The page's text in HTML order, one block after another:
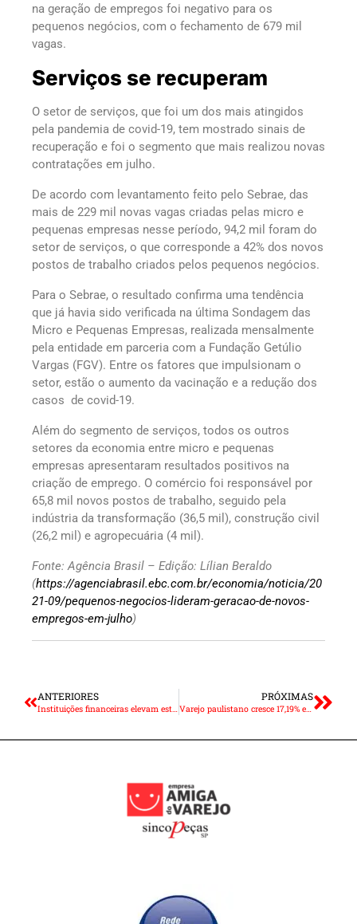
na geração de empregos foi negativo para os
pequenos negócios, com o fechamento de 679 mil
vagas.
Serviços se recuperam
O setor de serviços, que foi um dos mais atingidos
pela pandemia de covid-19, tem mostrado sinais de
recuperação e foi o segmento que mais realizou novas
contratações em julho.
De acordo com levantamento feito pelo Sebrae, das
mais de 229 mil novas vagas criadas pelas micro e
pequenas empresas nesse período, 94,2 mil foram do
setor de serviços, o que corresponde a 42% dos novos
postos de trabalho criados pelos pequenos negócios.
Para o Sebrae, o resultado confirma uma tendência
que já havia sido verificada na última Sondagem das
Micro e Pequenas Empresas, realizada mensalmente
pela entidade em parceria com a Fundação Getúlio
Vargas (FGV). Entre os fatores que impulsionam o
setor, estão o aumento da vacinação e a redução dos
casos de covid-19.
Além do segmento de serviços, todos os outros
setores da economia entre micro e pequenas
empresas apresentaram resultados positivos na
criação de emprego. O comércio foi responsável por
65,8 mil novos postos de trabalho, seguido pela
indústria da transformação (36,5 mil), construção civil
(26,2 mil) e agropecuária (4 mil).
Fonte: Agência Brasil – Edição: Lílian Beraldo
(https://agenciabrasil.ebc.com.br/economia/noticia/20
21-09/pequenos-negocios-lideram-geracao-de-novos-
empregos-em-julho)
ANTERIORES
Instituições financeiras elevam estimativa de inflação para 7,58%
PRÓXIMAS
Varejo paulistano cresce 17,19% em agosto